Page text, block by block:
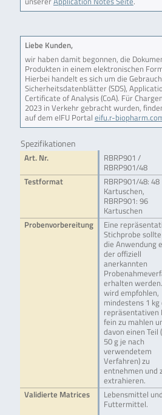
Liebe Kunden,
wir haben damit begonnen, die
Produkten in einem elektronischen
Hierbei handelt es sich um die
Sicherheitsdatenblätter (SDS),
Certificate of Analysis (CoA). Für
2023 in Verkehr gebracht wurden,
auf dem eIFU Portal eifu.r-
Spezifikationen
Art. Nr.
RBRP901 /
RBRP901/48
Testformat
RBRP901/48: 48
Kartuschen,
RBRP901: 96
Kartuschen
Probenvorbereitung
Eine
Stichprobe
die Anwendung
der offiziell
anerkannten
erhalten
wird empfohlen,
mindestens 1 kg
repräsentativen
fein zu mahlen
davon einen Teil
50 g je nach
verwendetem
Verfahren) zu
entnehmen und
extrahieren.
Validierte Matrices
Lebensmittel und
Futtermittel.